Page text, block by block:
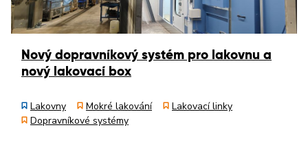
Nový dopravníkový systém pro lakovnu a
nový lakovací box
Lakovny Mokré lakování
Lakovací linky
Dopravníkové systémy